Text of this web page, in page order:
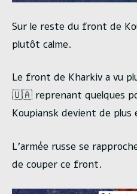
Sur le reste du front de
plutôt calme.
Le front de Kharkiv a vu
🇺🇦 reprenant quelques
Koupiansk devient de plus
L’armée russe se
de couper ce front.